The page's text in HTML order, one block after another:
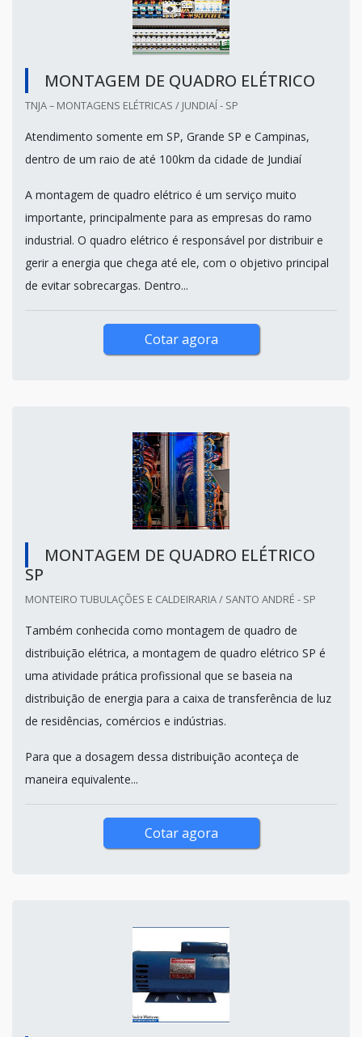
MONTAGEM DE QUADRO ELÉTRICO
TNJA – MONTAGENS ELÉTRICAS / JUNDIAÍ - SP
Atendimento somente em SP, Grande SP e Campinas,
dentro de um raio de até 100km da cidade de Jundiaí
A montagem de quadro elétrico é um serviço muito
importante, principalmente para as empresas do ramo
industrial. O quadro elétrico é responsável por distribuir e
gerir a energia que chega até ele, com o objetivo principal
de evitar sobrecargas. Dentro...
Cotar agora
MONTAGEM DE QUADRO ELÉTRICO
SP
MONTEIRO TUBULAÇÕES E CALDEIRARIA / SANTO ANDRÉ - SP
Também conhecida como montagem de quadro de
distribuição elétrica, a montagem de quadro elétrico SP é
uma atividade prática profissional que se baseia na
distribuição de energia para a caixa de transferência de luz
de residências, comércios e indústrias.
Para que a dosagem dessa distribuição aconteça de
maneira equivalente...
Cotar agora